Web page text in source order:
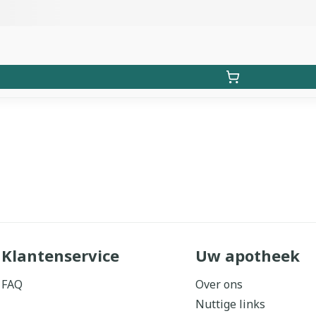
Klantenservice
FAQ
Uw apotheek
Over ons
Nuttige links